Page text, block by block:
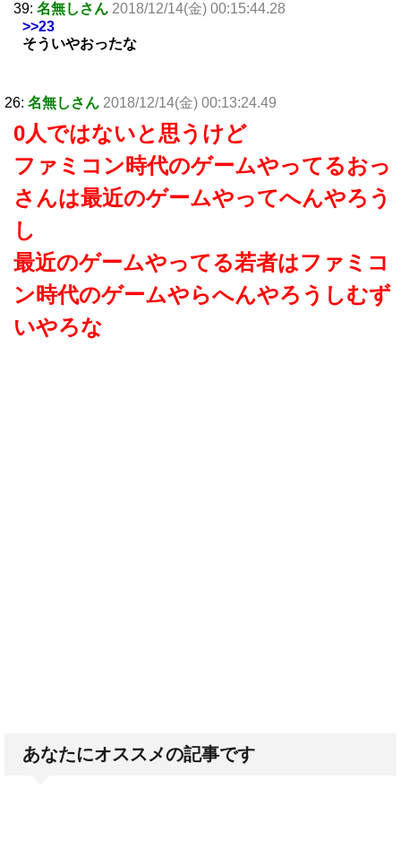
39: 名無しさん 2018/12/14(金) 00:15:44.28
>>23
そういやおったな
26: 名無しさん 2018/12/14(金) 00:13:24.49
0人ではないと思うけど
ファミコン時代のゲームやってるおっ
さんは最近のゲームやってへんやろう
し
最近のゲームやってる若者はファミコ
ン時代のゲームやらへんやろうしむず
いやろな
あなたにオススメの記事です